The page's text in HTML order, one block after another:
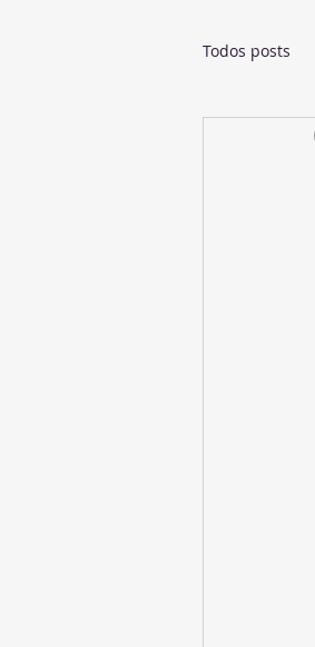
Todos posts